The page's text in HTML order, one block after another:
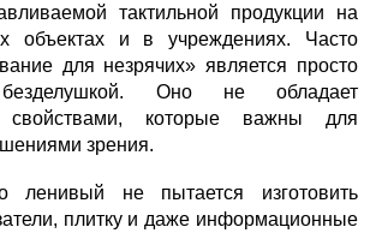
тактильной продукции на
объектах и в учреждениях. Часто
для незрячих» является просто
безделушкой. Оно не обладает
свойствами, которые важны для
зрения.
ленивый не пытается изготовить
плитку и даже информационные